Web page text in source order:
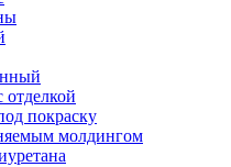
покраску
молдингом